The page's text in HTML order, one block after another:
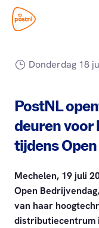
Donderdag 18
PostNL
deuren voor
tijdens
Mechelen, 19 juli
Open
van haar
distributiecentrum